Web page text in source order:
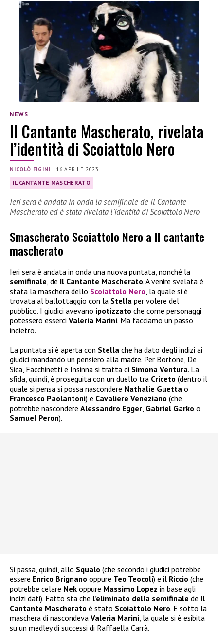
NEWS
Il Cantante Mascherato, rivelata
l’identità di Scoiattolo Nero
NICOLÒ FIGINI | 16 APRILE 2023
IL CANTANTE MASCHERATO
Ieri sera è andata in onda la semifinale de Il Cantante
Mascherato ed è stata rivelata l’identità di Scoiattolo Nero
Smascherato Scoiattolo Nero a Il cantante
mascherato
Ieri sera è andata in onda una nuova puntata, nonché la
semifinale , de Il Cantante Mascherato. A venire svelata è
stata la maschera dello Scoiattolo Nero , la quale si è
trovata al ballottaggio con la Stella per volere del
pubblico. I giudici avevano ipotizzato che come personaggi
potessero esserci Valeria Marini. Ma facciamo un passo
indietro.
La puntata si è aperta con Stella che ha dato degli indizi ai
giudici mandando un pensiero alla madre. Per Bortone, De
Sica, Facchinetti e Insinna si tratta di Simona Ventura. La
sfida, quindi, è proseguita con un duello tra Criceto (dentro il
quale si pensa si possa nascondere Nathalie Guetta o
Francesco Paolantoni) e Cavaliere Veneziano (che
potrebbe nascondere Alessandro Egger Gabriel Garko o
Samuel Peron).
Si passa, quindi, allo Squalo (che secondo i giudici potrebbe
essere Enrico Brignano oppure Teo Teocoli) e il Riccio (che
potrebbe celare Nek oppure Massimo Lopez in base agli
indizi dati). Fatto sta che l’eliminato della semifinale de Il
Cantante Mascherato è stato Scoiattolo Nero. E sotto la
maschera di nascondeva Valeria Marini , la quale si è esibita
su un medley di successi di Raffaella Carrà.